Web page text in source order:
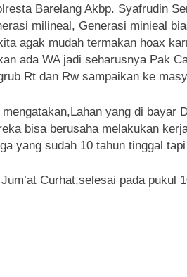
Barelang Akbp. Syafrudin
milineal, Generasi minieal
agak mudah termakan hoax
ada WA jadi seharusnya Pak
Rt dan Rw sampaikan ke
yang di bayar
bisa berusaha melakukan
yang sudah 10 tahun tinggal
Curhat,selesai pada pukul